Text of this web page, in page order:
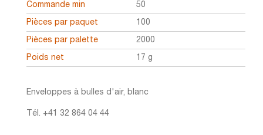
Commande min 50
Pièces par paquet 100
Pièces par palette 2000
Poids net 17 g
Enveloppes à bulles d'air, blanc
Tél. +41 32 864 04 44